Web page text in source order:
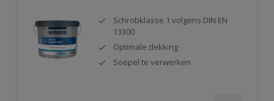
Schrobklasse 1 volgens DIN EN
13300
Optimale dekking
Soepel te verwerken